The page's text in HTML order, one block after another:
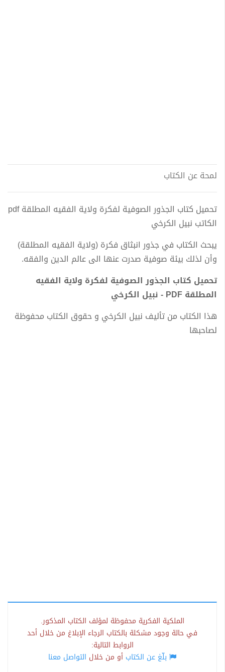
لمحة عن الكتاب
تحميل كتاب الجذور الصوفية لفكرة ولاية الفقيه المطلقة pdf
الكاتب نبيل الكرخي
يبحث الكتاب في جذور انبثاق فكرة (ولاية الفقيه المطلقة)
وأن لذلك بيئة صوفية صدرت عنها الى عالم الدين والفقه.
تحميل كتاب الجذور الصوفية لفكرة ولاية الفقيه
المطلقة PDF - نبيل الكرخي
هذا الكتاب من تأليف نبيل الكرخي و حقوق الكتاب محفوظة
لصاحبها
الملكية الفكرية محفوظة لمؤلف الكتاب المذكور.
في حالة وجود مشكلة بالكتاب الرجاء الإبلاغ من خلال أحد
الروابط التالية:
بلّغ عن الكتاب أو من خلال التواصل معنا